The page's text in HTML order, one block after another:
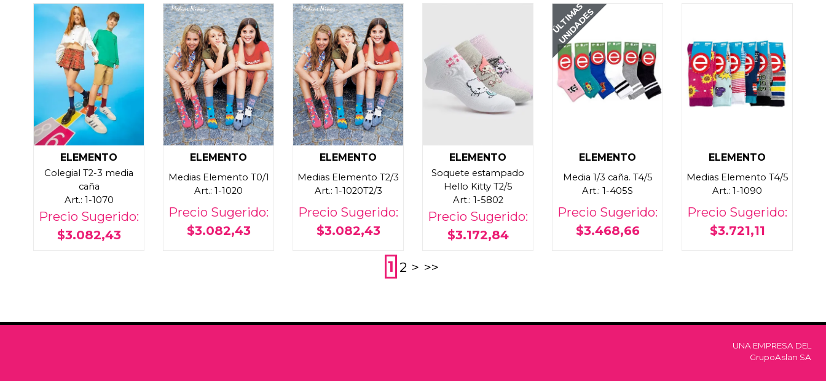
ELEMENTO
Colegial T2-3 media
caña
Art.: 1-1070
Precio Sugerido:
$3.082,43
ELEMENTO
Medias Elemento T0/1
Art.: 1-1020
Precio Sugerido:
$3.082,43
ELEMENTO
Medias Elemento T2/3
Art.: 1-1020T2/3
Precio Sugerido:
$3.082,43
ELEMENTO
Soquete estampado
Hello Kitty T2/5
Art.: 1-5802
Precio Sugerido:
$3.172,84
ÚLTIMAS
UNIDADES
ELEMENTO
Media 1/3 caña. T4/5
Art.: 1-405S
Precio Sugerido:
$3.468,66
ELEMENTO
Medias Elemento T4/5
Art.: 1-1090
Precio Sugerido:
$3.721,11
1 2 > >>
UNA EMPRESA DEL
GrupoAslan SA